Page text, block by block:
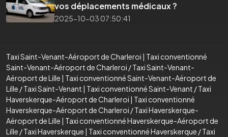
vos déplacements médicaux ?
2025-10-03 07:50:41
Taxi Saint-Venant-Aéroport de Charleroi
Taxi conventionné
Saint-Venant-Aéroport de Charleroi /Taxi Saint-Venant-
Aéroport de Lille
Taxi conventionné Saint-Venant-Aéroport de
Lille /Taxi Saint-Venant Taxi conventionné Saint-Venant /Taxi
Haverskerque-Aéroport de Charleroi
Taxi conventionné
Haverskerque-Aéroport de Charleroi /Taxi Haverskerque-
Aéroport de Lille
Taxi conventionné Haverskerque-Aéroport de
Lille /Taxi Haverskerque Taxi conventionné Haverskerque /Taxi